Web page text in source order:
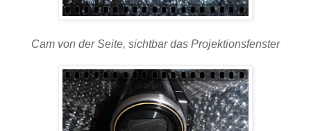
Cam von der Seite, sichtbar das Projektionsfenster